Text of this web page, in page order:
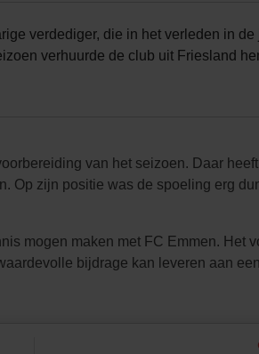
verdediger, die in het verleden in
verhuurde de club uit Friesland
van het seizoen. Daar
Op zijn positie was de spoeling erg
mogen maken met FC Emmen. Het
bijdrage kan leveren aan